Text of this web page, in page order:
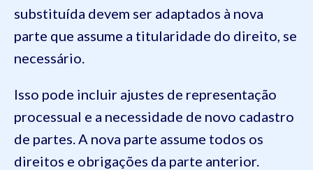
substituída devem ser adaptados à nova
parte que assume a titularidade do direito, se
necessário.
Isso pode incluir ajustes de representação
processual e a necessidade de novo cadastro
de partes. A nova parte assume todos os
direitos e obrigações da parte anterior.